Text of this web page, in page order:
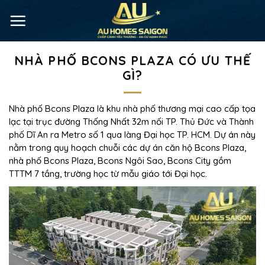
NHÀ PHỐ BCONS PLAZA CÓ ƯU THẾ
GÌ?
Nhà phố Bcons Plaza là khu nhà phố thương mại cao cấp tọa
lạc tại trục đường Thống Nhất 32m nối TP. Thủ Đức và Thành
phố Dĩ An ra Metro số 1 qua làng Đại học TP. HCM. Dự án này
nằm trong quy hoạch chuỗi các dự án căn hộ Bcons Plaza,
nhà phố Bcons Plaza, Bcons Ngôi Sao, Bcons City gồm
TTTM 7 tầng, trường học từ mẫu giáo tới Đại học.